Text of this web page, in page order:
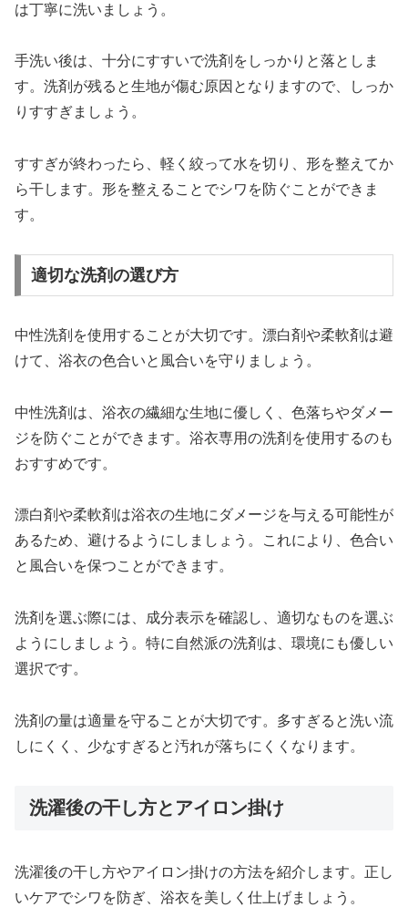
は丁寧に洗いましょう。
手洗い後は、十分にすすいで洗剤をしっかりと落としま
す。洗剤が残ると生地が傷む原因となりますので、しっか
りすすぎましょう。
すすぎが終わったら、軽く絞って水を切り、形を整えてか
ら干します。形を整えることでシワを防ぐことができま
す。
適切な洗剤の選び方
中性洗剤を使用することが大切です。漂白剤や柔軟剤は避
けて、浴衣の色合いと風合いを守りましょう。
中性洗剤は、浴衣の繊細な生地に優しく、色落ちやダメー
ジを防ぐことができます。浴衣専用の洗剤を使用するのも
おすすめです。
漂白剤や柔軟剤は浴衣の生地にダメージを与える可能性が
あるため、避けるようにしましょう。これにより、色合い
と風合いを保つことができます。
洗剤を選ぶ際には、成分表示を確認し、適切なものを選ぶ
ようにしましょう。特に自然派の洗剤は、環境にも優しい
選択です。
洗剤の量は適量を守ることが大切です。多すぎると洗い流
しにくく、少なすぎると汚れが落ちにくくなります。
洗濯後の干し方とアイロン掛け
洗濯後の干し方やアイロン掛けの方法を紹介します。正し
いケアでシワを防ぎ、浴衣を美しく仕上げましょう。